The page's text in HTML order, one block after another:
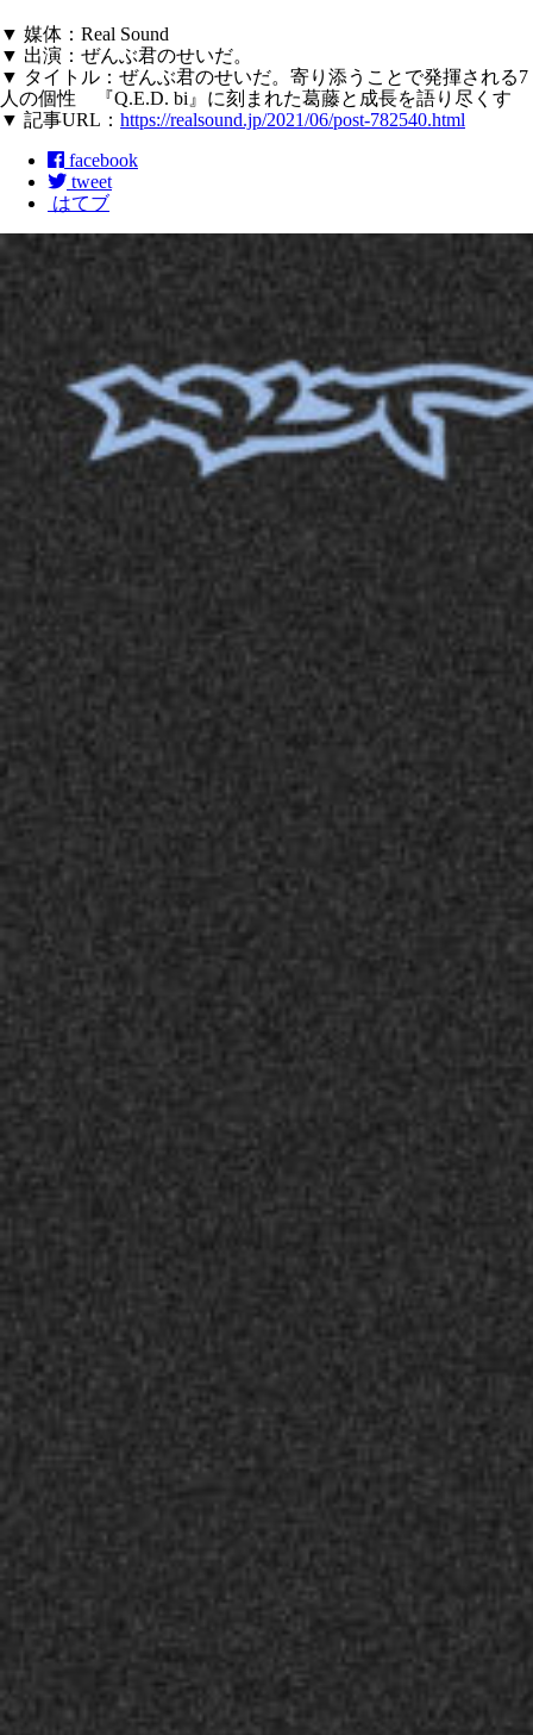
▼ 媒体：Real Sound
▼ 出演：ぜんぶ君のせいだ。
▼ タイトル：ぜんぶ君のせいだ。寄り添うことで発揮される7
人の個性 『Q.E.D. bi』に刻まれた葛藤と成長を語り尽くす
▼ 記事URL： https://realsound.jp/2021/06/post-782540.html
facebook
tweet
はてブ